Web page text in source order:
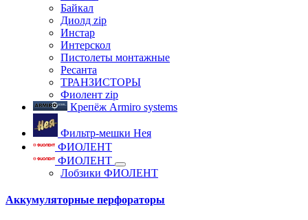
Байкал
Диолд zip
Инстар
Интерскол
Пистолеты монтажные
Ресанта
ТРАНЗИСТОРЫ
Фиолент zip
Крепёж Armiro systems
Фильтр-мешки Нея
ФИОЛЕНТ
ФИОЛЕНТ
Лобзики ФИОЛЕНТ
Аккумуляторные перфораторы